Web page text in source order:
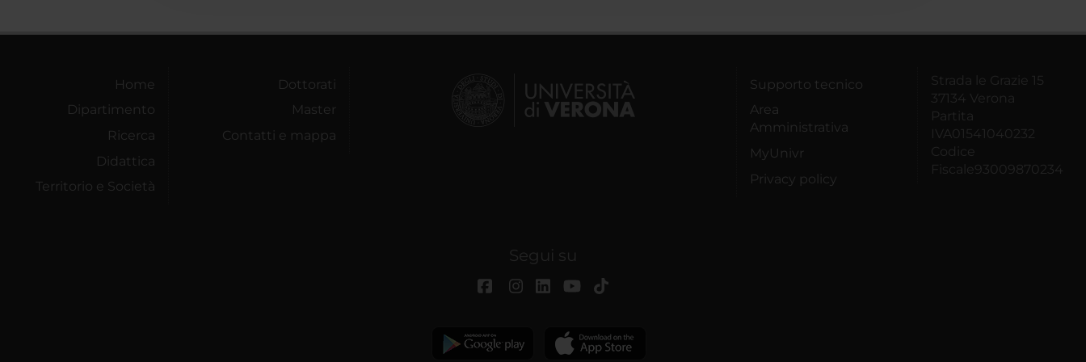
Home
Dipartimento
Ricerca
Didattica
Territorio e Società
Dottorati
Master
Contatti e mappa
Supporto tecnico
Area
Amministrativa
MyUnivr
Privacy policy
Strada le Grazie 15
37134 Verona
Partita
IVA01541040232
Codice
Fiscale93009870234
Segui su